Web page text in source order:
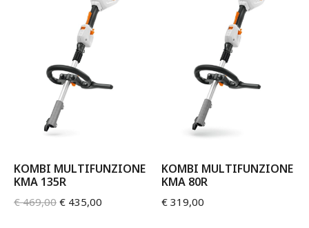
KOMBI MULTIFUNZIONE
KMA 135R
€469,00 € 435,00
KOMBI MULTIFUNZIONE
KMA 80R
€ 319,00